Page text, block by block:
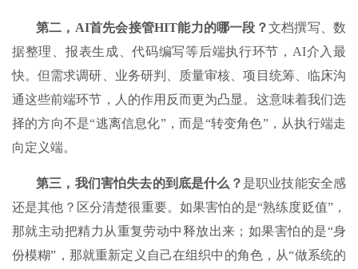
第二，AI首先会接管HIT能力的哪一段？文档撰写、数
据整理、报表生成、代码编写等后端执行环节，AI介入最
快。但需求调研、业务研判、质量审核、项目统筹、临床沟
通这些前端环节，人的作用反而更为凸显。这意味着我们选
择的方向不是“逃离信息化”，而是“转变角色”，从执行端走
向定义端。
第三，我们害怕失去的到底是什么？ 是职业技能安全感
还是其他？区分清楚很重要。如果害怕的是“熟练度贬值”，
那就主动把精力从重复劳动中释放出来；如果害怕的是“身
份模糊”，那就重新定义自己在组织中的角色，从“做系统的